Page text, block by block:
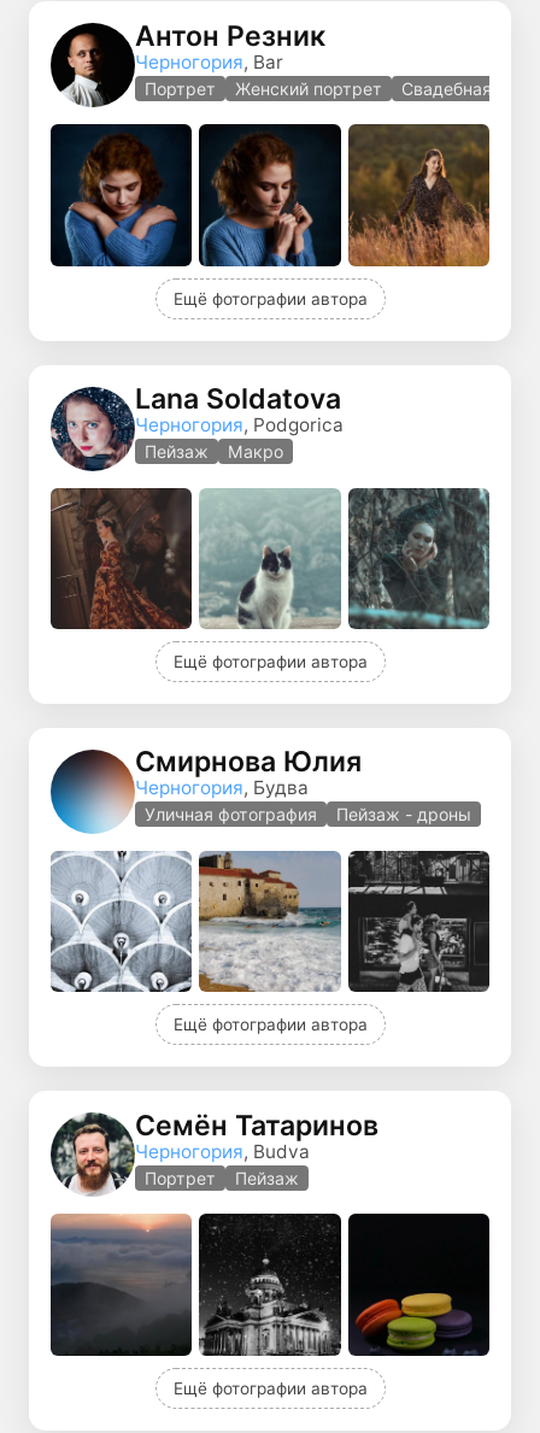
Антон Резник
Черногория, Bar
Портрет Женский портрет Свадебная
Ещё фотографии автора
Lana Soldatova
Черногория, Podgorica
Пейзаж Макро
Ещё фотографии автора
Смирнова Юлия
Черногория, Будва
Уличная фотография Пейзаж - дроны
Ещё фотографии автора
Семён Татаринов
Черногория, Budva
Портрет Пейзаж
Ещё фотографии автора